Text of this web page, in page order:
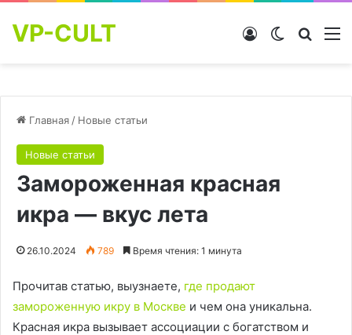
VP-CULT Switch skin
Войти
Главная / Новые статьи
Новые статьи
Замороженная красная
икра — вкус лета
26.10.2024 789 Время чтения: 1 минута
Прочитав статью, выузнаете, где продают
замороженную икру в Москве и чем она уникальна.
Красная икра вызывает ассоциации с богатством и